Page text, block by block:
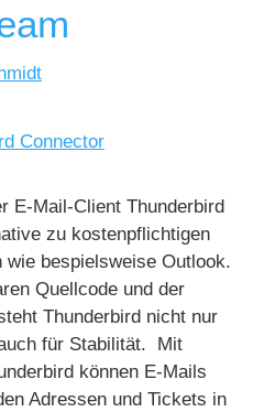
E-Mail-Client Thunderbird
zu kostenpflichtigen
wie bespielsweise Outlook.
Quellcode und der
Thunderbird nicht nur
für Stabilität. Mit
können E-Mails
Adressen und Tickets in